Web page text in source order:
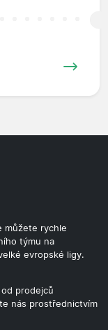
můžete rychle
týmu na
evropské ligy.
prodejců
nás prostřednictvím